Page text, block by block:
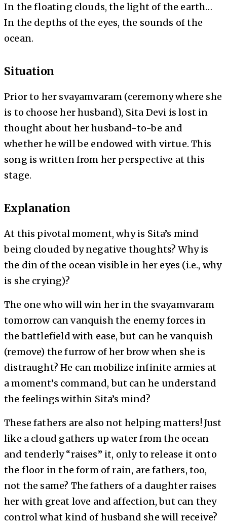
In the floating clouds, the light of the earth…
In the depths of the eyes, the sounds of the
ocean.
Situation
Prior to her svayamvaram (ceremony where she
is to choose her husband), Sita Devi is lost in
thought about her husband-to-be and
whether he will be endowed with virtue. This
song is written from her perspective at this
stage.
Explanation
At this pivotal moment, why is Sita’s mind
being clouded by negative thoughts? Why is
the din of the ocean visible in her eyes (i.e., why
is she crying)?
The one who will win her in the svayamvaram
tomorrow can vanquish the enemy forces in
the battlefield with ease, but can he vanquish
(remove) the furrow of her brow when she is
distraught? He can mobilize infinite armies at
a moment’s command, but can he understand
the feelings within Sita’s mind?
These fathers are also not helping matters! Just
like a cloud gathers up water from the ocean
and tenderly “raises” it, only to release it onto
the floor in the form of rain, are fathers, too,
not the same? The fathers of a daughter raises
her with great love and affection, but can they
control what kind of husband she will receive?